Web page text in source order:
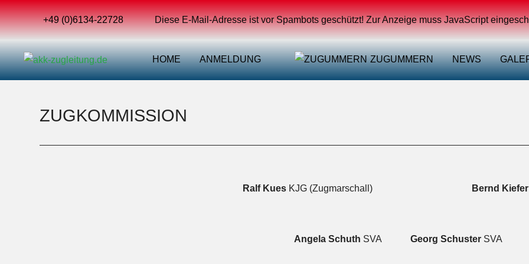
+49 (0)6134-22728 Diese E-Mail-Adresse ist vor Spambots geschützt! Zur Anzeige muss JavaScript
HOME ANMELDUNG ZUGUMMERN NEWS
ZUGKOMMISSION
Ralf Kues KJG (Zugmarschall) Bernd Kiefer
Angela Schuth SVA Georg Schuster SVA